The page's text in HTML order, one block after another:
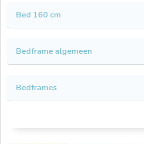
Bed 160 cm
Bedframe algemeen
Bedframes